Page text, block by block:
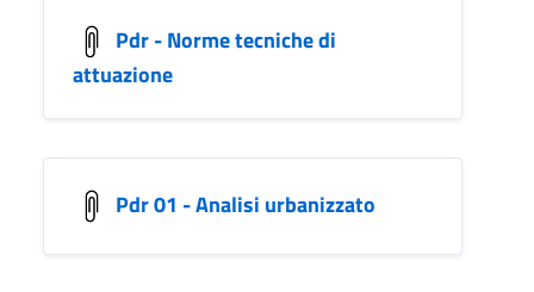
Pdr - Norme tecniche di
attuazione
Pdr 01 - Analisi urbanizzato